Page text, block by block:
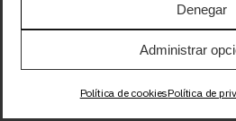
Denegar
Administrar
Política de cookiesPolítica de
PERFIL
SILICONA
12x20mm
12,65EUR +IVA